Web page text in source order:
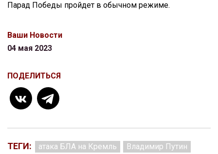
Парад Победы пройдет в обычном режиме.
Ваши Новости
04 мая 2023
ПОДЕЛИТЬСЯ
ТЕГИ: атака БЛА на Кремль
Владимир Путин